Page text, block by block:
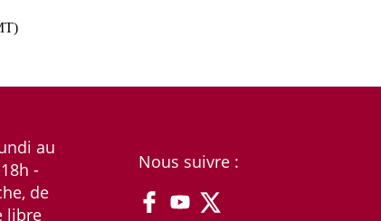
au
-
de
libre
Nous suivre :